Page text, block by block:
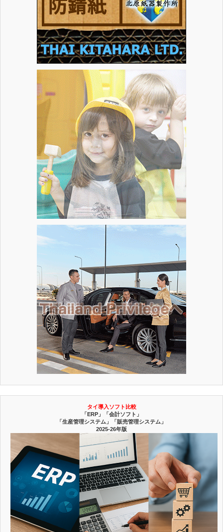
タイ導入ソフト比較
「ERP」「会計ソフト」
「生産管理システム」「販売管理システム」
2025-26年版